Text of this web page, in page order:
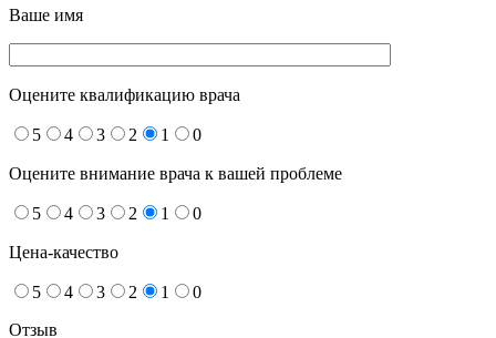
Ваше имя
Оцените квалификацию врача
5 4 3 2 1 0
Оцените внимание врача к вашей проблеме
5 4 3 2 1 0
Цена-качество
5 4 3 2 1
0
Отзыв